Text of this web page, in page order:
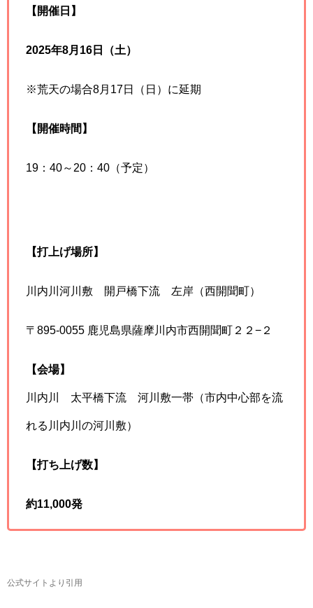
【開催日】
2025年8月16日（土）
※荒天の場合8月17日（日）に延期
【開催時間】
19：40～20：40（予定）
【打上げ場所】
川内川河川敷 開戸橋下流 左岸（西開聞町）
〒895-0055 鹿児島県薩摩川内市西開聞町２２−２
【会場】
川内川 太平橋下流 河川敷一帯（市内中心部を流
れる川内川の河川敷）
【打ち上げ数】
約11,000発
公式サイトより引用